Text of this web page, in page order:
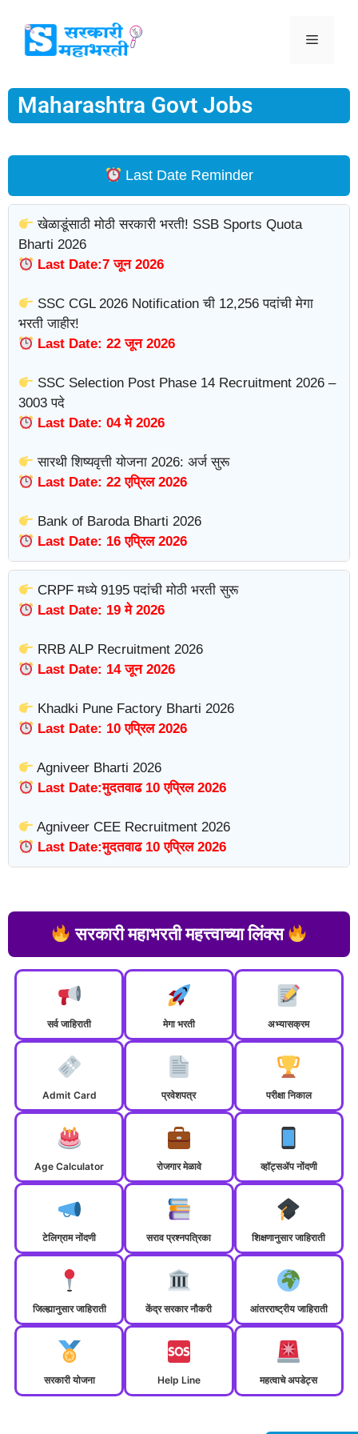
Maharashtra Govt Jobs
Last Date Reminder
खेळाडूंसाठी मोठी सरकारी भरती! SSB Sports Quota
Bharti 2026
Last Date:7 जून 2026
SSC CGL 2026 Notification ची 12,256 पदांची मेगा
भरती जाहीर!
Last Date: 22 जून 2026
SSC Selection Post Phase 14 Recruitment 2026 –
3003 पदे
Last Date: 04 मे 2026
सारथी शिष्यवृत्ती योजना 2026: अर्ज सुरू
Last Date: 22 एप्रिल 2026
Bank of Baroda Bharti 2026
Last Date: 16 एप्रिल 2026
CRPF मध्ये 9195 पदांची मोठी भरती सुरू
Last Date: 19 मे 2026
RRB ALP Recruitment 2026
Last Date: 14 जून 2026
Khadki Pune Factory Bharti 2026
Last Date: 10 एप्रिल 2026
Agniveer Bharti 2026
Last Date:मुदतवाढ 10 एप्रिल 2026
Agniveer CEE Recruitment 2026
Last Date:मुदतवाढ 10 एप्रिल 2026
सरकारी महाभरती महत्त्वाच्या लिंक्स
सर्व जाहिराती मेगा भरती अभ्यासक्रम
Admit Card प्रवेशपत्र परीक्षा निकाल
Age Calculator रोजगार मेळावे व्हॉट्सॲप नोंदणी
टेलिग्राम नोंदणी सराव प्रश्नपत्रिका शिक्षणानुसार जाहिराती
जिल्ह्यानुसार जाहिराती केंद्र सरकार नौकरी आंतरराष्ट्रीय जाहिराती
सरकारी योजना Help Line महत्वाचे अपडेट्स